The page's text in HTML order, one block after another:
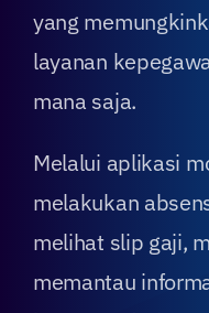
yang
layanan
mana saja.
Melalui aplikasi
melakukan
melihat slip gaji,
memantau